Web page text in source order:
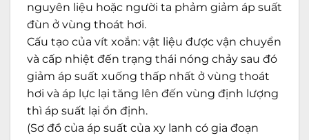
nguyên liệu hoặc người ta phảm giảm áp suất
đùn ở vùng thoát hơi.
Cấu tạo của vít xoắn: vật liệu được vận chuyển
và cấp nhiệt đến trạng thái nóng chảy sau đó
giảm áp suất xuống thấp nhất ở vùng thoát
hơi và áp lực lại tăng lên đến vùng định lượng
thì áp suất lại ổn định.
(Sơ đồ của áp suất của xy lanh có gia đoạn